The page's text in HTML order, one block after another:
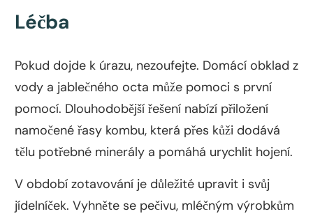
Léčba
Pokud dojde k úrazu, nezoufejte. Domácí obklad z
vody a jablečného octa může pomoci s první
pomocí. Dlouhodobější řešení nabízí přiložení
namočené řasy kombu, která přes kůži dodává
tělu potřebné minerály a pomáhá urychlit hojení.
V období zotavování je důležité upravit i svůj
jídelníček. Vyhněte se pečivu, mléčným výrobkům